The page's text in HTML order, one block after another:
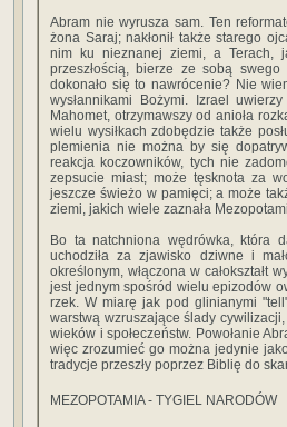
Abram nie wyrusza sam. Ten
żona Saraj; nakłonił także starego
nim ku nieznanej ziemi, a Terach,
przeszłością, bierze ze sobą
dokonało się to nawrócenie? Nie
wysłannikami Bożymi. Izrael
Mahomet, otrzymawszy od anioła
wielu wysiłkach zdobędzie także
plemienia nie można by się
reakcja koczowników, tych nie
zepsucie miast; może tęsknota za
jeszcze świeżo w pamięci; a może
ziemi, jakich wiele zaznała
Bo ta natchniona wędrówka, która
uchodziła za zjawisko dziwne i
określonym, włączona w całokształt
jest jednym spośród wielu epizodów
rzek. W miarę jak pod glinianymi
warstwą wzruszające ślady
wieków i społeczeństw. Powołanie
więc zrozumieć go można jedynie
tradycje przeszły poprzez Biblię do
MEZOPOTAMIA - TYGIEL NARODÓW